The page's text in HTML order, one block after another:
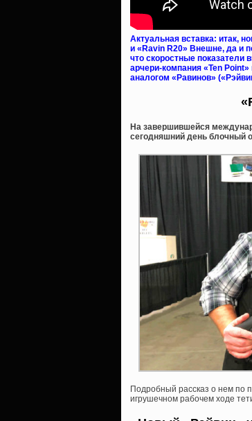
Актуальная вставка: итак,
и «Ravin R20» Внешне, да и
что скоростные
арчери-компания «Ten
аналогом «Равинов»
На завершившейся
сегодняшний день блочный
Подробный рассказ о нем по
игрушечном рабочем ходе